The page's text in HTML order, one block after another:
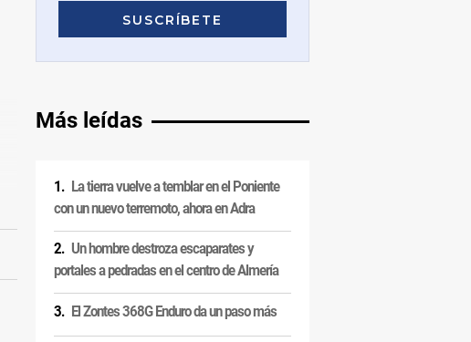
Más leídas
La tierra vuelve a temblar en el Poniente
con un nuevo terremoto, ahora en Adra
Un hombre destroza escaparates y
portales a pedradas en el centro de Almería
El Zontes 368G Enduro da un paso más